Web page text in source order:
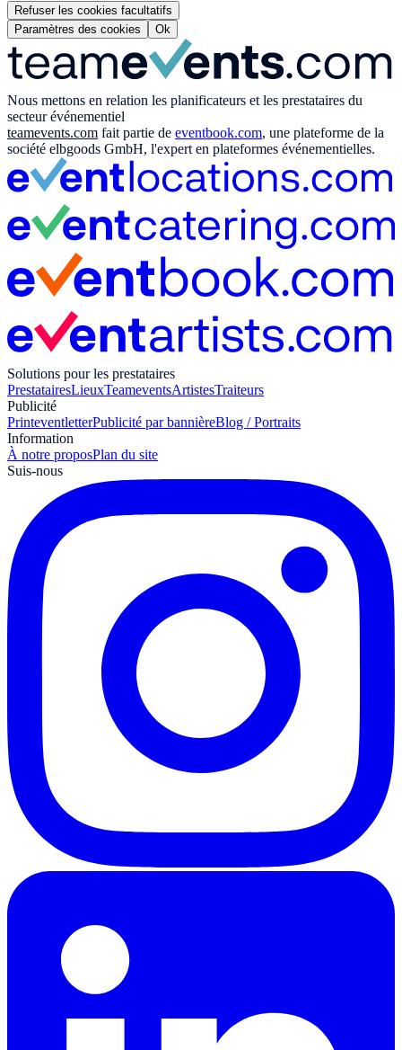
Refuser les cookies facultatifs
Paramètres des cookies
Ok
Nous mettons en relation les planificateurs et les prestataires du
secteur événementiel
teamevents.com fait partie de eventbook.com, une plateforme de la
société elbgoods GmbH, l'expert en plateformes événementielles.
Solutions pour les prestataires
PrestatairesLieuxTeameventsArtistesTraiteurs
Publicité
PrinteventletterPublicité par bannièreBlog / Portraits
Information
À notre proposPlan du site
Suis-nous